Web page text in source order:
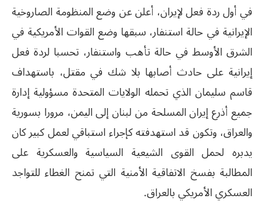
في أول ردة فعل لإيران، أعلن عن وضع المنظومة الصاروخية
الإيرانية في حالة استنفار، سبقها وضع القوات الأمريكية في
الشرق الأوسط في حالة تأهب واستنفار، تحسبا لردة فعل
إيرانية على حادث أصابها بلا شك في مقتل، باستهداف
قاسم سليمان الذي تحمله الولايات المتحدة مسؤولية إدارة
جميع أذرع إيران المسلحة من لبنان إلى اليمن، مرورا بسورية
والعراق، وتكون قد استهدفته كإجراء استباقي لعمل كبير كان
يدبره لحمل القوى الشيعية السياسية والعسكرية على
المطالبة بفسخ الاتفاقية الأمنية التي تمنح الغطاء للتواجد
العسكري الأمريكي بالعراق.